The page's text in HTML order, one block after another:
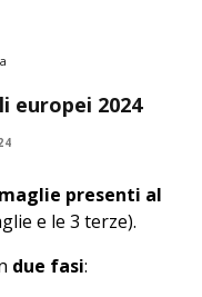
europei 2024
presenti al
e le 3 terze).
due fasi: